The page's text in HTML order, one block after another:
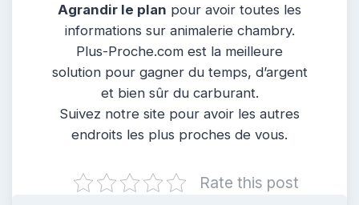
Agrandir le plan pour avoir toutes les
informations sur animalerie chambry.
Plus-Proche.com est la meilleure
solution pour gagner du temps, d’argent
et bien sûr du carburant.
Suivez notre site pour avoir les autres
endroits les plus proches de vous.
Rate this post